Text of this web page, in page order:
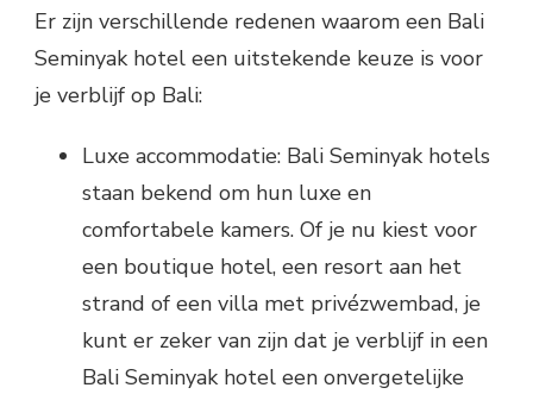
Er zijn verschillende redenen waarom een Bali
Seminyak hotel een uitstekende keuze is voor
je verblijf op Bali:
Luxe accommodatie: Bali Seminyak hotels
staan bekend om hun luxe en
comfortabele kamers. Of je nu kiest voor
een boutique hotel, een resort aan het
strand of een villa met privézwembad, je
kunt er zeker van zijn dat je verblijf in een
Bali Seminyak hotel een onvergetelijke